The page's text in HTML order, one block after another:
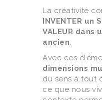
La créativité
INVENTER un
VALEUR dans
ancien.
Avec ces
dimensions
du sens à tout
ce que nous